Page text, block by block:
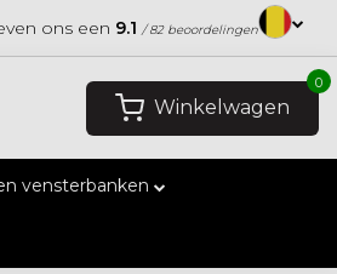
ons een 9.1 / 82 beoordelingen
Winkelwagen
0
vensterbanken